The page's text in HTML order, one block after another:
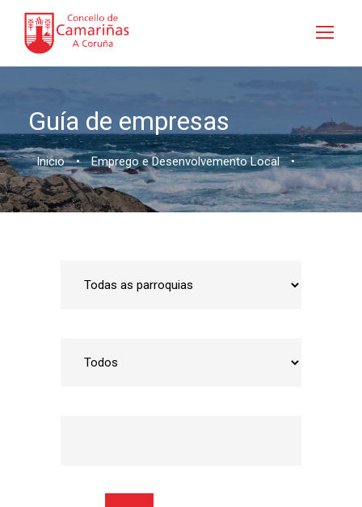
Guía de empresas
Inicio • Emprego e Desenvolvemento Local •